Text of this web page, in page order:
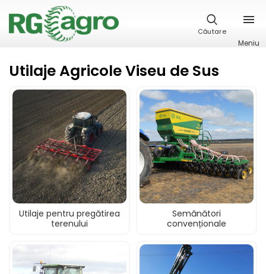
Căutare
Meniu
Utilaje Agricole Viseu de Sus
Utilaje pentru pregătirea
terenului
Semănători
convenționale